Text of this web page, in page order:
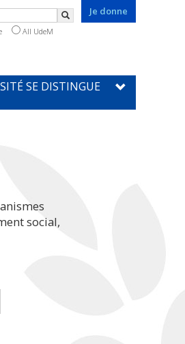
Je donne
Search
All UdeM
SE DISTINGUE
social,